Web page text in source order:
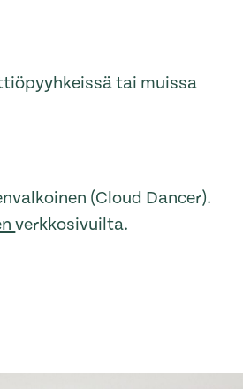
tai muissa
(Cloud Dancer).
verkkosivuilta.